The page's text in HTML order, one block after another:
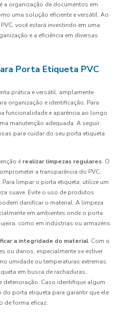
a organização de documentos em
uma solução eficiente e versátil. Ao
você estará investindo em uma
e a eficiência em diversas
Porta Etiqueta PVC
prática e versátil, amplamente
organização e identificação. Para
funcionalidade e aparência ao longo
manutenção adequada. A seguir,
para cuidar do seu porta etiqueta
é realizar limpezas regulares. O
a transparência do PVC,
limpar o porta etiqueta, utilize um
suave. Evite o uso de produtos
danificar o material. A limpeza
em ambientes onde o porta
como em indústrias ou armazéns.
a integridade do material. Com o
ou danos, especialmente se estiver
umidade ou temperaturas extremas.
em busca de rachaduras,
Caso identifique algum
porta etiqueta para garantir que ele
de forma eficaz.